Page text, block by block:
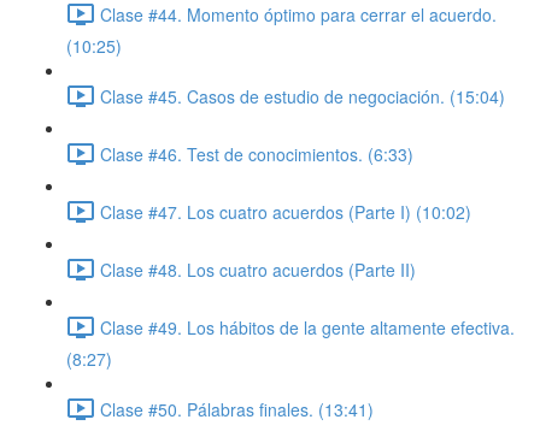
Clase #44. Momento óptimo para cerrar el acuerdo.
(10:25)
Clase #45. Casos de estudio de negociación. (15:04)
Clase #46. Test de conocimientos. (6:33)
Clase #47. Los cuatro acuerdos (Parte I) (10:02)
Clase #48. Los cuatro acuerdos (Parte II)
Clase #49. Los hábitos de la gente altamente efectiva.
(8:27)
Clase #50. Pálabras finales. (13:41)